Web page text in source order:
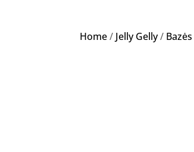
Home/ Jelly Gelly/ Bazės